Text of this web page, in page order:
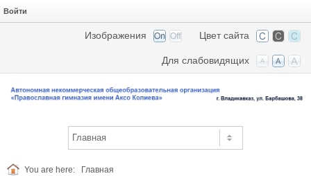
Войти
Цвет сайта
Изображения
Для слабовидящих
You are here: Главная